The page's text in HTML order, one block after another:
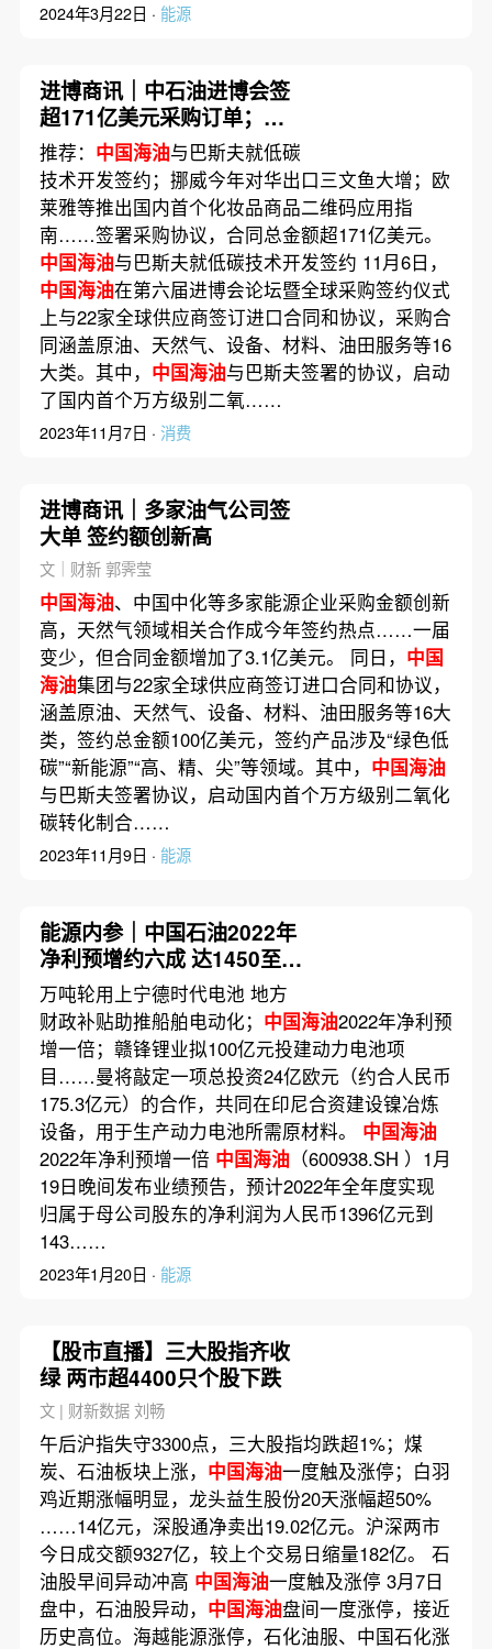
2024年3月22日 · 能源
进博商讯｜中石油进博会签
超171亿美元采购订单；国
产达芬奇Xi手术机器人上市
推荐： 中国海油与巴斯夫就低碳
技术开发签约；挪威今年对华出口三文鱼大增；欧
莱雅等推出国内首个化妆品商品二维码应用指
南……签署采购协议，合同总金额超171亿美元。
中国海油与巴斯夫就低碳技术开发签约 11月6日，
中国海油在第六届进博会论坛暨全球采购签约仪式
上与22家全球供应商签订进口合同和协议，采购合
同涵盖原油、天然气、设备、材料、油田服务等16
大类。其中， 中国海油与巴斯夫签署的协议，启动
了国内首个万方级别二氧……
2023年11月7日 · 消费
进博商讯｜多家油气公司签
大单 签约额创新高
文｜财新 郭霁莹
中国海油、中国中化等多家能源企业采购金额创新
高，天然气领域相关合作成今年签约热点……一届
变少，但合同金额增加了3.1亿美元。 同日， 中国
海油集团与22家全球供应商签订进口合同和协议，
涵盖原油、天然气、设备、材料、油田服务等16大
类，签约总金额100亿美元，签约产品涉及“绿色低
碳”“新能源”“高、精、尖”等领域。其中， 中国海油
与巴斯夫签署协议，启动国内首个万方级别二氧化
碳转化制合……
2023年11月9日 · 能源
能源内参｜中国石油2022年
净利预增约六成 达1450至
1550亿元；晶澳科技拟400
亿元建光伏低碳产业园
万吨轮用上宁德时代电池 地方
财政补贴助推船舶电动化； 中国海油2022年净利预
增一倍；赣锋锂业拟100亿元投建动力电池项
目……曼将敲定一项总投资24亿欧元（约合人民币
175.3亿元）的合作，共同在印尼合资建设镍冶炼
设备，用于生产动力电池所需原材料。 中国海油
2022年净利预增一倍 中国海油 （600938.SH ）1月
19日晚间发布业绩预告，预计2022年全年度实现
归属于母公司股东的净利润为人民币1396亿元到
143……
2023年1月20日 · 能源
【股市直播】三大股指齐收
绿 两市超4400只个股下跌
文 | 财新数据 刘畅
午后沪指失守3300点，三大股指均跌超1%；煤
炭、石油板块上涨， 中国海油一度触及涨停；白羽
鸡近期涨幅明显，龙头益生股份20天涨幅超50%
……14亿元，深股通净卖出19.02亿元。沪深两市
今日成交额9327亿，较上个交易日缩量182亿。 石
油股早间异动冲高 中国海油一度触及涨停 3月7日
盘中，石油股异动， 中国海油盘间一度涨停，接近
历史高位。海越能源涨停，石化油服、中国石化涨